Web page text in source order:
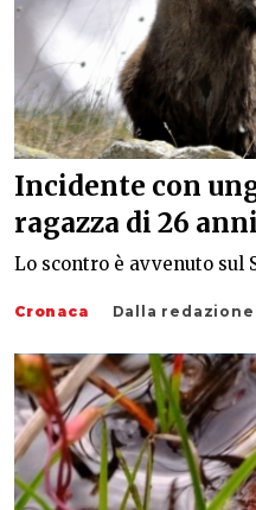
Incidente con
ragazza di 26 anni
Lo scontro è avvenuto sul
Cronaca Dalla redazione